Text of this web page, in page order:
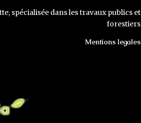
spécialisée dans les travaux publics et
forestiers
Mentions legales